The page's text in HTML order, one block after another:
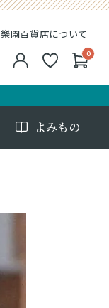
樂園百貨店について
0
よみもの